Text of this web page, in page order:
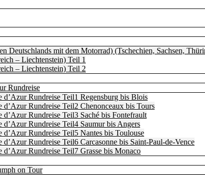
Deutschlands mit dem Motorrad) (Tschechien, Sachsen,
– Liechtenstein) Teil 1
– Liechtenstein) Teil 2
Rundreise
Rundreise Teil1 Regensburg bis Blois
Rundreise Teil2 Chenonceaux bis Tours
Rundreise Teil3 Saché bis Fontefrault
Rundreise Teil4 Saumur bis Angers
Rundreise Teil5 Nantes bis Toulouse
Rundreise Teil6 Carcasonne bis Saint-Paul-de-Vence
Rundreise Teil7 Grasse bis Monaco
on Tour